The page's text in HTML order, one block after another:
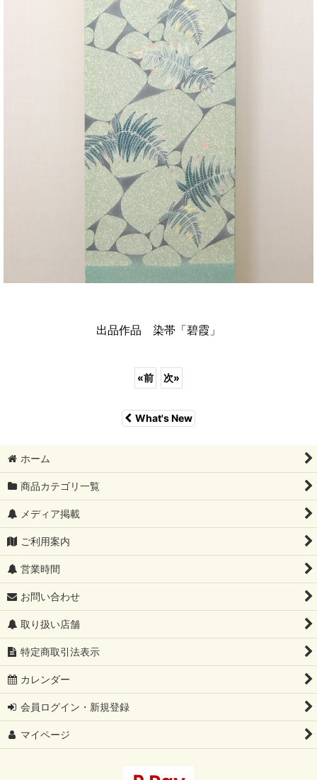
出品作品 染帯「碧霞」
«前 次»
What's New
ホーム
商品カテゴリ一覧
メディア掲載
ご利用案内
営業時間
お問い合わせ
取り扱い店舗
特定商取引法表示
カレンダー
会員ログイン・新規登録
マイページ